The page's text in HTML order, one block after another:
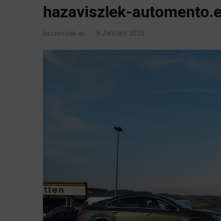
hazaviszlek-
hazaviszlek-au… 9 January 2020